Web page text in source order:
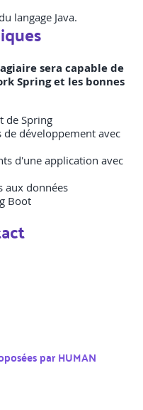
langage Java.
sera capable de
Spring et les bonnes
de Spring
de développement avec
d'une application avec
aux données
Boot
parHUMAN